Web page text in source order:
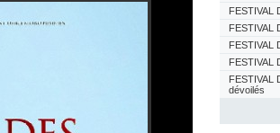
FESTIVAL
FESTIVAL
FESTIVAL
FESTIVAL
FESTIVAL
dévoilés